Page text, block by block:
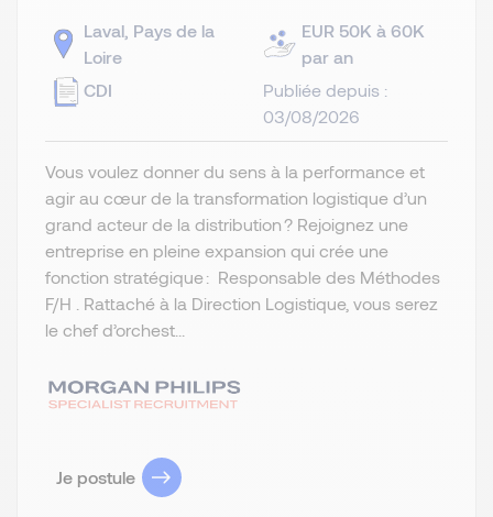
Laval, Pays de la
Loire
CDI
EUR 50K à 60K
par an
Publiée depuis :
03/08/2026
Vous voulez donner du sens à la performance et
agir au cœur de la transformation logistique d’un
grand acteur de la distribution ? Rejoignez une
entreprise en pleine expansion qui crée une
fonction stratégique : Responsable des Méthodes
F/H . Rattaché à la Direction Logistique, vous serez
le chef d’orchest...
Je postule